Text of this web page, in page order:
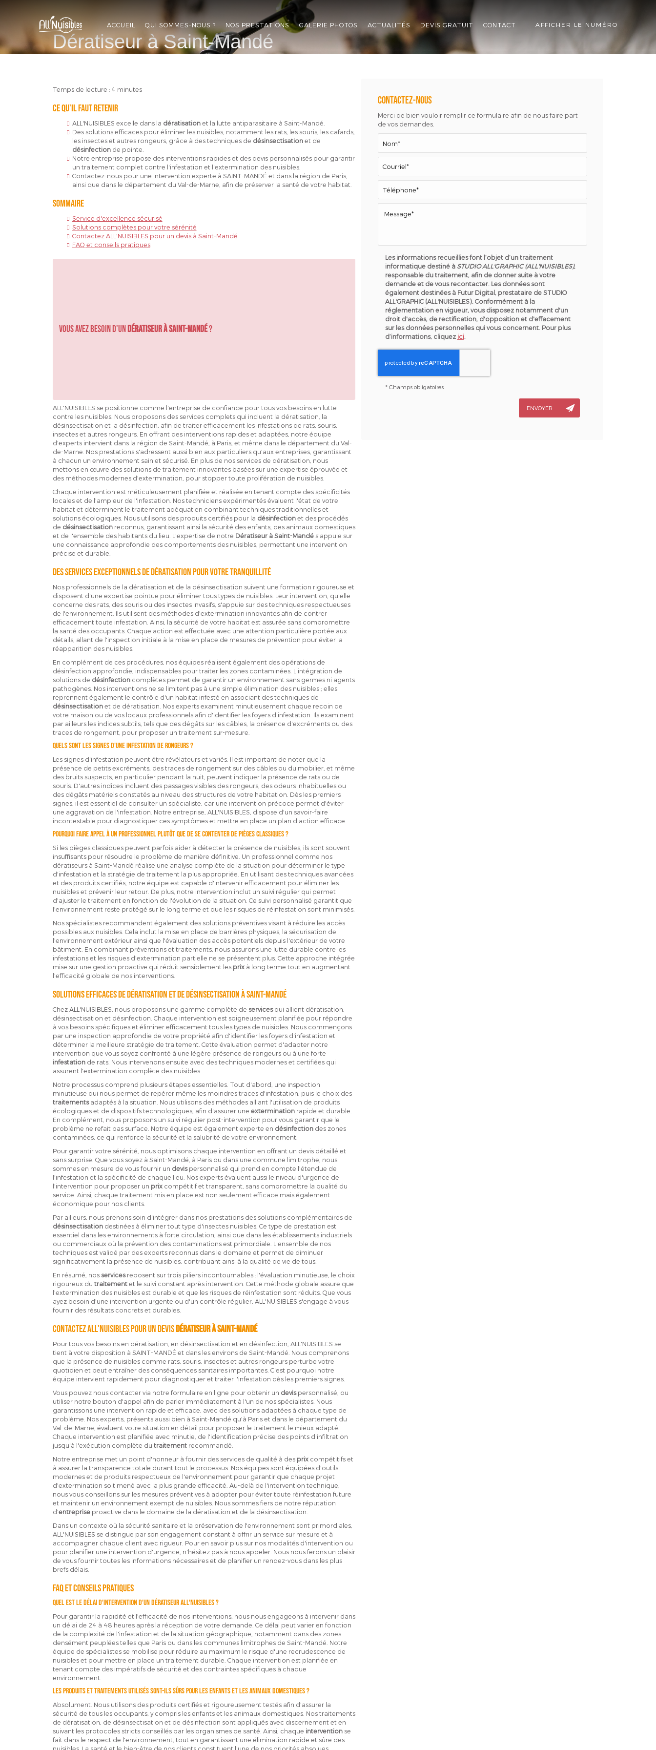
ACCUEIL QUI SOMMES-NOUS ? NOS PRESTATIONS GALERIE PHOTOS ACTUALITÉS DEVIS GRATUIT CONTACT AFFICHER LE NUMÉRO
Dératiseur à Saint-Mandé
Temps de lecture : 4 minutes
Ce qu'il faut retenir
ALL'NUISIBLES excelle dans la dératisationet la lutte antiparasitaire à Saint-Mandé.
Des solutions efficaces pour éliminer les nuisibles, notamment les rats, les souris, les cafards,
les insectes et autres rongeurs, grâce à des techniques de désinsectisationet de
désinfectionde pointe.
Notre entreprise propose des interventions rapides et des devis personnalisés pour garantir
un traitement complet contre l'infestation et l'extermination des nuisibles.
Contactez-nous pour une intervention experte à SAINT-MANDÉ et dans la région de Paris,
ainsi que dans le département du Val-de-Marne, afin de préserver la santé de votre habitat.
Sommaire
Service d'excellence sécurisé
Solutions complètes pour votre sérénité
Contactez ALL'NUISIBLES pour un devis à Saint-Mandé
FAQ et conseils pratiques
Vous avez besoin d'unDératiseur à Saint-Mandé?
ALL'NUISIBLES se positionne comme l'entreprise de confiance pour tous vos besoins en lutte
contre les nuisibles. Nous proposons des services complets qui incluent la dératisation, la
désinsectisation et la désinfection, afin de traiter efficacement les infestations de rats, souris,
insectes et autres rongeurs. En offrant des interventions rapides et adaptées, notre équipe
d'experts intervient dans la région de Saint-Mandé, à Paris, et même dans le département du Val-
de-Marne. Nos prestations s'adressent aussi bien aux particuliers qu'aux entreprises, garantissant
à chacun un environnement sain et sécurisé. En plus de nos services de dératisation, nous
mettons en œuvre des solutions de traitement innovantes basées sur une expertise éprouvée et
des méthodes modernes d'extermination, pour stopper toute prolifération de nuisibles.
Chaque intervention est méticuleusement planifiée et réalisée en tenant compte des spécificités
locales et de l'ampleur de l'infestation. Nos techniciens expérimentés évaluent l'état de votre
habitat et déterminent le traitement adéquat en combinant techniques traditionnelles et
solutions écologiques. Nous utilisons des produits certifiés pour la désinfectionet des procédés
de désinsectisationreconnus, garantissant ainsi la sécurité des enfants, des animaux domestiques
et de l'ensemble des habitants du lieu. L'expertise de notre Dératiseur à Saint-Mandés'appuie sur
une connaissance approfondie des comportements des nuisibles, permettant une intervention
précise et durable.
Des services exceptionnels de dératisation pour votre tranquillité
Nos professionnels de la dératisation et de la désinsectisation suivent une formation rigoureuse et
disposent d'une expertise pointue pour éliminer tous types de nuisibles. Leur intervention, qu'elle
concerne des rats, des souris ou des insectes invasifs, s'appuie sur des techniques respectueuses
de l'environnement. Ils utilisent des méthodes d'extermination innovantes afin de contrer
efficacement toute infestation. Ainsi, la sécurité de votre habitat est assurée sans compromettre
la santé des occupants. Chaque action est effectuée avec une attention particulière portée aux
détails, allant de l'inspection initiale à la mise en place de mesures de prévention pour éviter la
réapparition des nuisibles.
En complément de ces procédures, nos équipes réalisent également des opérations de
désinfection approfondie, indispensables pour traiter les zones contaminées. L'intégration de
solutions de désinfectioncomplètes permet de garantir un environnement sans germes ni agents
pathogènes. Nos interventions ne se limitent pas à une simple élimination des nuisibles ; elles
reprennent également le contrôle d'un habitat infesté en associant des techniques de
désinsectisationet de dératisation. Nos experts examinent minutieusement chaque recoin de
votre maison ou de vos locaux professionnels afin d'identifier les foyers d'infestation. Ils examinent
par ailleurs les indices subtils, tels que des dégâts sur les câbles, la présence d'excréments ou des
traces de rongement, pour proposer un traitement sur-mesure.
Quels sont les signes d'une infestation de rongeurs ?
Les signes d'infestation peuvent être révélateurs et variés. Il est important de noter que la
présence de petits excréments, des traces de rongement sur des câbles ou du mobilier, et même
des bruits suspects, en particulier pendant la nuit, peuvent indiquer la présence de rats ou de
souris. D'autres indices incluent des passages visibles des rongeurs, des odeurs inhabituelles ou
des dégâts matériels constatés au niveau des structures de votre habitation. Dès les premiers
signes, il est essentiel de consulter un spécialiste, car une intervention précoce permet d'éviter
une aggravation de l'infestation. Notre entreprise, ALL'NUISIBLES, dispose d'un savoir-faire
incontestable pour diagnostiquer ces symptômes et mettre en place un plan d'action efficace.
Pourquoi faire appel à un professionnel plutôt que de se contenter de pièges classiques ?
Si les pièges classiques peuvent parfois aider à détecter la présence de nuisibles, ils sont souvent
insuffisants pour résoudre le problème de manière définitive. Un professionnel comme nos
dératiseurs à Saint-Mandé réalise une analyse complète de la situation pour déterminer le type
d'infestation et la stratégie de traitement la plus appropriée. En utilisant des techniques avancées
et des produits certifiés, notre équipe est capable d'intervenir efficacement pour éliminer les
nuisibles et prévenir leur retour. De plus, notre intervention inclut un suivi régulier qui permet
d'ajuster le traitement en fonction de l'évolution de la situation. Ce suivi personnalisé garantit que
l'environnement reste protégé sur le long terme et que les risques de réinfestation sont minimisés.
Nos spécialistes recommandent également des solutions préventives visant à réduire les accès
possibles aux nuisibles. Cela inclut la mise en place de barrières physiques, la sécurisation de
l'environnement extérieur ainsi que l'évaluation des accès potentiels depuis l'extérieur de votre
bâtiment. En combinant préventions et traitements, nous assurons une lutte durable contre les
infestations et les risques d'extermination partielle ne se présentent plus. Cette approche intégrée
mise sur une gestion proactive qui réduit sensiblement les prixà long terme tout en augmentant
l'efficacité globale de nos interventions.
Solutions efficaces de dératisation et de désinsectisation à Saint-Mandé
Chez ALL'NUISIBLES, nous proposons une gamme complète de servicesqui allient dératisation,
désinsectisation et désinfection. Chaque intervention est soigneusement planifiée pour répondre
à vos besoins spécifiques et éliminer efficacement tous les types de nuisibles. Nous commençons
par une inspection approfondie de votre propriété afin d'identifier les foyers d'infestation et
déterminer la meilleure stratégie de traitement. Cette évaluation permet d'adapter notre
intervention que vous soyez confronté à une légère présence de rongeurs ou à une forte
infestationde rats. Nous intervenons ensuite avec des techniques modernes et certifiées qui
assurent l'extermination complète des nuisibles.
Notre processus comprend plusieurs étapes essentielles. Tout d'abord, une inspection
minutieuse qui nous permet de repérer même les moindres traces d'infestation, puis le choix des
traitementsadaptés à la situation. Nous utilisons des méthodes alliant l'utilisation de produits
écologiques et de dispositifs technologiques, afin d'assurer une exterminationrapide et durable.
En complément, nous proposons un suivi régulier post-intervention pour vous garantir que le
problème ne refait pas surface. Notre équipe est également experte en désinfectiondes zones
contaminées, ce qui renforce la sécurité et la salubrité de votre environnement.
Pour garantir votre sérénité, nous optimisons chaque intervention en offrant un devis détaillé et
sans surprise. Que vous soyez à Saint-Mandé, à Paris ou dans une commune limitrophe, nous
sommes en mesure de vous fournir un devispersonnalisé qui prend en compte l'étendue de
l'infestation et la spécificité de chaque lieu. Nos experts évaluent aussi le niveau d'urgence de
l'intervention pour proposer un prixcompétitif et transparent, sans compromettre la qualité du
service. Ainsi, chaque traitement mis en place est non seulement efficace mais également
économique pour nos clients.
Par ailleurs, nous prenons soin d'intégrer dans nos prestations des solutions complémentaires de
désinsectisationdestinées à éliminer tout type d'insectes nuisibles. Ce type de prestation est
essentiel dans les environnements à forte circulation, ainsi que dans les établissements industriels
ou commerciaux où la prévention des contaminations est primordiale. L'ensemble de nos
techniques est validé par des experts reconnus dans le domaine et permet de diminuer
significativement la présence de nuisibles, contribuant ainsi à la qualité de vie de tous.
En résumé, nos servicesreposent sur trois piliers incontournables : l'évaluation minutieuse, le choix
rigoureux du traitementet le suivi constant après intervention. Cette méthode globale assure que
l'extermination des nuisibles est durable et que les risques de réinfestation sont réduits. Que vous
ayez besoin d'une intervention urgente ou d'un contrôle régulier, ALL'NUISIBLES s'engage à vous
fournir des résultats concrets et durables.
Contactez ALL'NUISIBLES pour un devisDératiseur à Saint-Mandé
Pour tous vos besoins en dératisation, en désinsectisation et en désinfection, ALL'NUISIBLES se
tient à votre disposition à SAINT-MANDÉ et dans les environs de Saint-Mandé. Nous comprenons
que la présence de nuisibles comme rats, souris, insectes et autres rongeurs perturbe votre
quotidien et peut entraîner des conséquences sanitaires importantes. C'est pourquoi notre
équipe intervient rapidement pour diagnostiquer et traiter l'infestation dès les premiers signes.
Vous pouvez nous contacter via notre formulaire en ligne pour obtenir un devispersonnalisé, ou
utiliser notre bouton d'appel afin de parler immédiatement à l'un de nos spécialistes. Nous
garantissons une intervention rapide et efficace, avec des solutions adaptées à chaque type de
problème. Nos experts, présents aussi bien à Saint-Mandé qu'à Paris et dans le département du
Val-de-Marne, évaluent votre situation en détail pour proposer le traitement le mieux adapté.
Chaque intervention est planifiée avec minutie, de l'identification précise des points d'infiltration
jusqu'à l'exécution complète du traitementrecommandé.
Notre entreprise met un point d'honneur à fournir des services de qualité à des prixcompétitifs et
à assurer la transparence totale durant tout le processus. Nos équipes sont équipées d'outils
modernes et de produits respectueux de l'environnement pour garantir que chaque projet
d'extermination soit mené avec la plus grande efficacité. Au-delà de l'intervention technique,
nous vous conseillons sur les mesures préventives à adopter pour éviter toute réinfestation future
et maintenir un environnement exempt de nuisibles. Nous sommes fiers de notre réputation
d'entrepriseproactive dans le domaine de la dératisation et de la désinsectisation.
Dans un contexte où la sécurité sanitaire et la préservation de l'environnement sont primordiales,
ALL'NUISIBLES se distingue par son engagement constant à offrir un service sur mesure et à
accompagner chaque client avec rigueur. Pour en savoir plus sur nos modalités d'intervention ou
pour planifier une intervention d'urgence, n'hésitez pas à nous appeler. Nous nous ferons un plaisir
de vous fournir toutes les informations nécessaires et de planifier un rendez-vous dans les plus
brefs délais.
FAQ et conseils pratiques
Quel est le délai d'intervention d'un dératiseur ALL'NUISIBLES ?
Pour garantir la rapidité et l'efficacité de nos interventions, nous nous engageons à intervenir dans
un délai de 24 à 48 heures après la réception de votre demande. Ce délai peut varier en fonction
de la complexité de l'infestation et de la situation géographique, notamment dans des zones
densément peuplées telles que Paris ou dans les communes limitrophes de Saint-Mandé. Notre
équipe de spécialistes se mobilise pour réduire au maximum le risque d'une recrudescence de
nuisibles et pour mettre en place un traitement durable. Chaque intervention est planifiée en
tenant compte des impératifs de sécurité et des contraintes spécifiques à chaque
environnement.
Les produits et traitements utilisés sont-ils sûrs pour les enfants et les animaux domestiques ?
Absolument. Nous utilisons des produits certifiés et rigoureusement testés afin d'assurer la
sécurité de tous les occupants, y compris les enfants et les animaux domestiques. Nos traitements
de dératisation, de désinsectisation et de désinfection sont appliqués avec discernement et en
suivant les protocoles stricts conseillés par les organismes de santé. Ainsi, chaque interventionse
fait dans le respect de l'environnement, tout en garantissant une élimination rapide et sûre des
nuisibles. La santé et le bien-être de nos clients constituent l'une de nos priorités absolues.
Contactez-nous
Merci de bien vouloir remplir ce formulaire afin de nous faire part
de vos demandes.
Les informations recueillies font l’objet d’un traitement
informatique destiné àSTUDIO ALL'GRAPHIC (ALL'NUISIBLES),
responsable du traitement, afin de donner suite à votre
demande et de vous recontacter. Les données sont
également destinées à Futur Digital, prestataire de STUDIO
ALL'GRAPHIC (ALL'NUISIBLES). Conformément à la
réglementation en vigueur, vous disposez notamment d'un
droit d'accès, de rectification, d'opposition et d'effacement
sur les données personnelles qui vous concernent. Pour plus
d’informations, cliquez ici.
* Champs obligatoires